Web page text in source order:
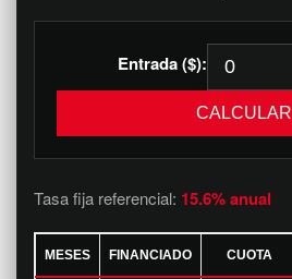
Entrada ($):
CALCULAR
Tasa fija referencial: 15.6% anual
MESES FINANCIADO CUOTA